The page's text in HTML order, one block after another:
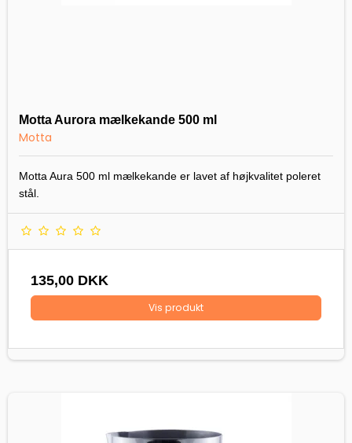
Motta Aurora mælkekande 500 ml
Motta
Motta Aura 500 ml mælkekande er lavet af højkvalitet poleret
stål.
135,00 DKK
Vis produkt